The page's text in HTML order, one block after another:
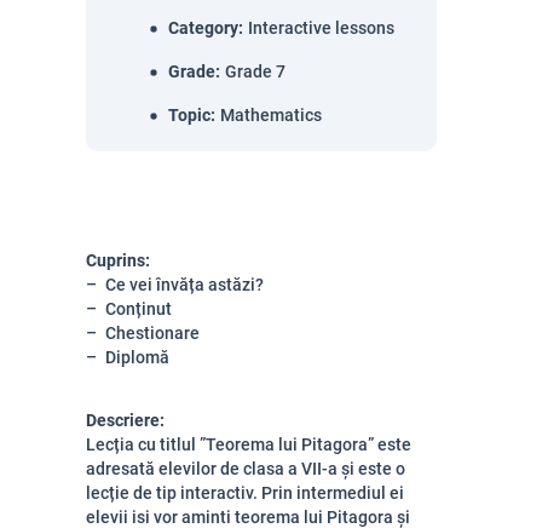
Category: Interactive lessons
Grade: Grade 7
Topic: Mathematics
Cuprins:
Ce vei învăța astăzi?
Conținut
Chestionare
Diplomă
Descriere:
Lecția cu titlul ”Teorema lui Pitagora” este
adresată elevilor de clasa a VII-a și este o
lecție de tip interactiv. Prin intermediul ei
elevii isi vor aminti teorema lui Pitagora și